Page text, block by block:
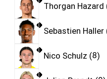
Thorgan Hazard
Sebastien Haller
Nico Schulz 8